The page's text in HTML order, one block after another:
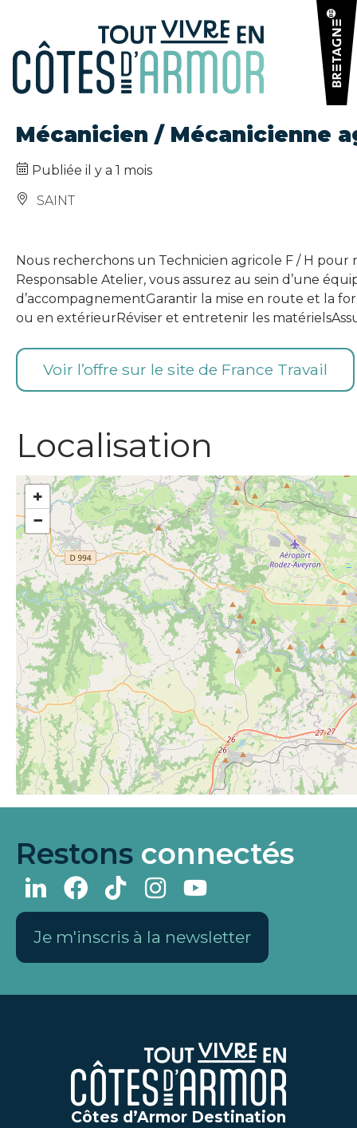
Mécanicien / Mécanicienne
Publiée il y a 1 mois
SAINT
Nous recherchons un Technicien agricole F / H pour
Responsable Atelier, vous assurez au sein d’une
d’accompagnementGarantir la mise en route et la
ou en extérieurRéviser et entretenir les
Voir l’offre sur le site de France Travail
Localisation
+
−
Restons connectés
Je m'inscris à la newsletter
Côtes d’Armor Destination